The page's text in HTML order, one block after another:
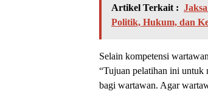
Artikel Terkait :
Politik, Hukum, dan
Selain kompetensi
“Tujuan pelatihan ini untuk
bagi wartawan. Agar